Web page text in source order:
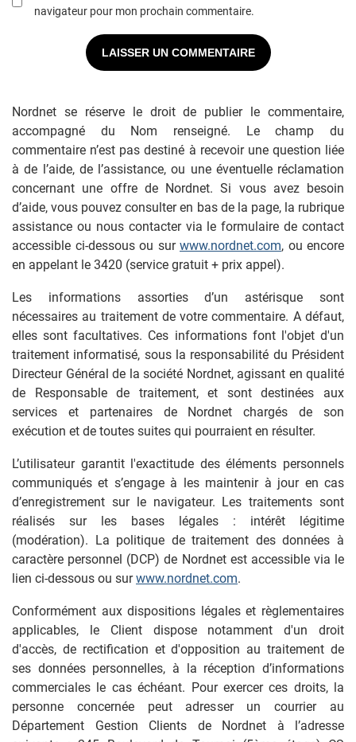
navigateur pour mon prochain commentaire.
Nordnet se réserve le droit de publier le commentaire,
accompagné du Nom renseigné. Le champ du
commentaire n’est pas destiné à recevoir une question liée
à de l’aide, de l’assistance, ou une éventuelle réclamation
concernant une offre de Nordnet. Si vous avez besoin
d’aide, vous pouvez consulter en bas de la page, la rubrique
assistance ou nous contacter via le formulaire de contact
accessible ci-dessous ou sur www.nordnet.com, ou encore
en appelant le 3420 (service gratuit + prix appel).
Les informations assorties d’un astérisque sont
nécessaires au traitement de votre commentaire. A défaut,
elles sont facultatives. Ces informations font l'objet d'un
traitement informatisé, sous la responsabilité du Président
Directeur Général de la société Nordnet, agissant en qualité
de Responsable de traitement, et sont destinées aux
services et partenaires de Nordnet chargés de son
exécution et de toutes suites qui pourraient en résulter.
L’utilisateur garantit l'exactitude des éléments personnels
communiqués et s’engage à les maintenir à jour en cas
d’enregistrement sur le navigateur. Les traitements sont
réalisés sur les bases légales : intérêt légitime
(modération). La politique de traitement des données à
caractère personnel (DCP) de Nordnet est accessible via le
lien ci-dessous ou surwww.nordnet.com.
Conformément aux dispositions légales et règlementaires
applicables, le Client dispose notamment d'un droit
d'accès, de rectification et d'opposition au traitement de
ses données personnelles, à la réception d’informations
commerciales le cas échéant. Pour exercer ces droits, la
personne concernée peut adresser un courrier au
Département Gestion Clients de Nordnet à l’adresse